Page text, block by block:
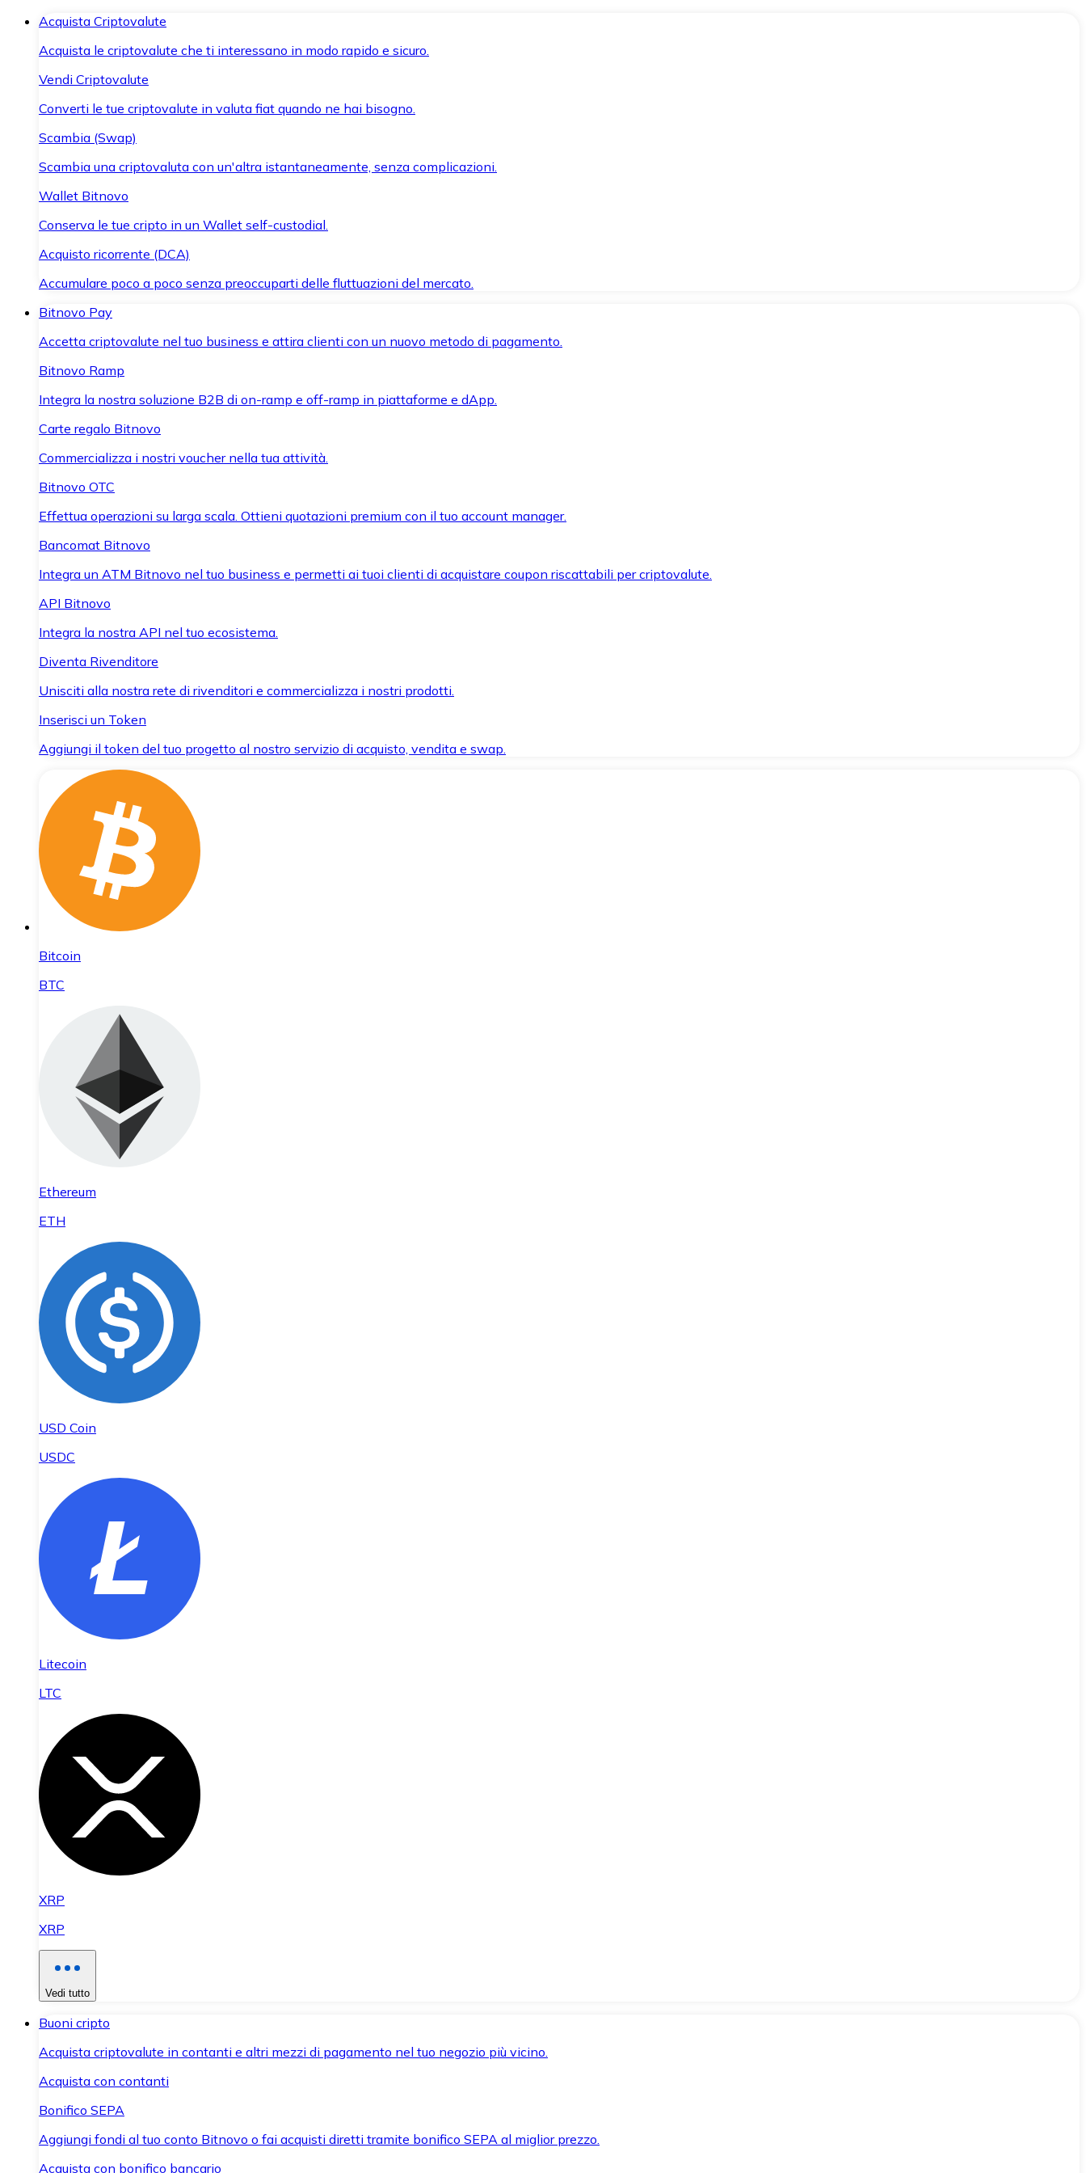
Acquista Criptovalute
Acquista le criptovalute che ti interessano in modo rapido e sicuro.
Vendi Criptovalute
Converti le tue criptovalute in valuta fiat quando ne hai bisogno.
Scambia (Swap)
Scambia una criptovaluta con un'altra istantaneamente, senza complicazioni.
Wallet Bitnovo
Conserva le tue cripto in un Wallet self-custodial.
Acquisto ricorrente (DCA)
Accumulare poco a poco senza preoccuparti delle fluttuazioni del mercato.
Bitnovo Pay
Accetta criptovalute nel tuo business e attira clienti con un nuovo metodo di pagamento.
Bitnovo Ramp
Integra la nostra soluzione B2B di on-ramp e off-ramp in piattaforme e dApp.
Carte regalo Bitnovo
Commercializza i nostri voucher nella tua attività.
Bitnovo OTC
Effettua operazioni su larga scala. Ottieni quotazioni premium con il tuo account manager.
Bancomat Bitnovo
Integra un ATM Bitnovo nel tuo business e permetti ai tuoi clienti di acquistare coupon riscattabili per criptovalute.
API Bitnovo
Integra la nostra API nel tuo ecosistema.
Diventa Rivenditore
Unisciti alla nostra rete di rivenditori e commercializza i nostri prodotti.
Inserisci un Token
Aggiungi il token del tuo progetto al nostro servizio di acquisto, vendita e swap.
Bitcoin
BTC
Ethereum
ETH
USD Coin
USDC
Litecoin
LTC
XRP
XRP
Vedi tutto
Buoni cripto
Acquista criptovalute in contanti e altri mezzi di pagamento nel tuo negozio più vicino.
Acquista con contanti
Bonifico SEPA
Aggiungi fondi al tuo conto Bitnovo o fai acquisti diretti tramite bonifico SEPA al miglior prezzo.
Acquista con bonifico bancario